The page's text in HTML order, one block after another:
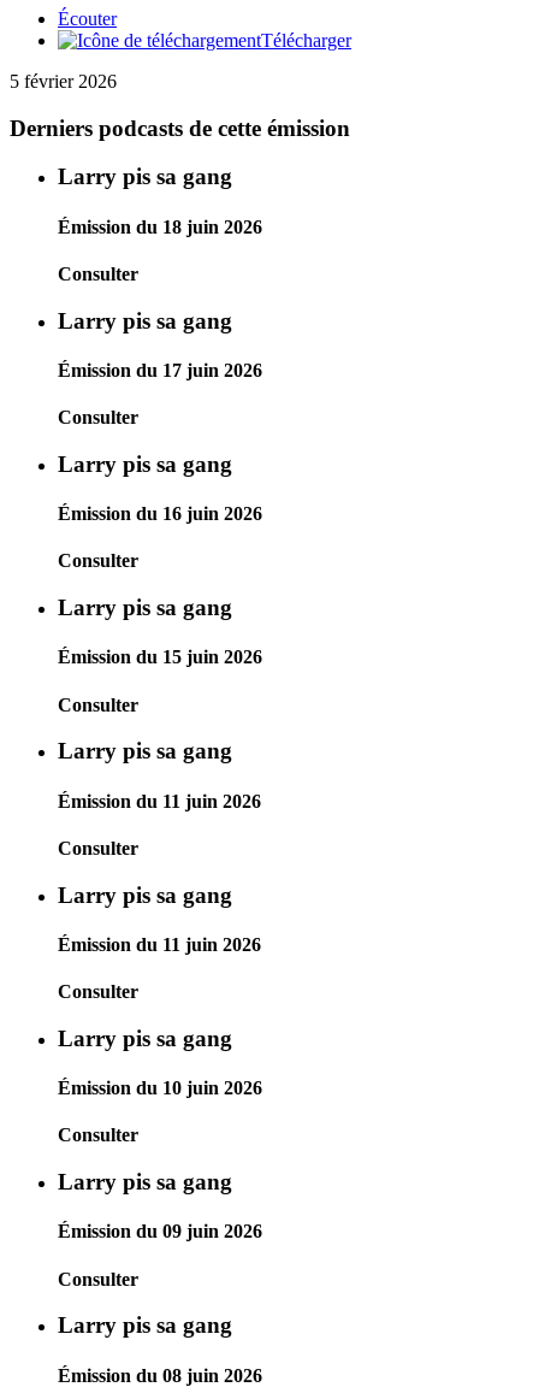
Écouter
Télécharger
5 février 2026
Derniers podcasts de cette émission
Larry pis sa gang
Émission du 18 juin 2026
Consulter
Larry pis sa gang
Émission du 17 juin 2026
Consulter
Larry pis sa gang
Émission du 16 juin 2026
Consulter
Larry pis sa gang
Émission du 15 juin 2026
Consulter
Larry pis sa gang
Émission du 11 juin 2026
Consulter
Larry pis sa gang
Émission du 11 juin 2026
Consulter
Larry pis sa gang
Émission du 10 juin 2026
Consulter
Larry pis sa gang
Émission du 09 juin 2026
Consulter
Larry pis sa gang
Émission du 08 juin 2026